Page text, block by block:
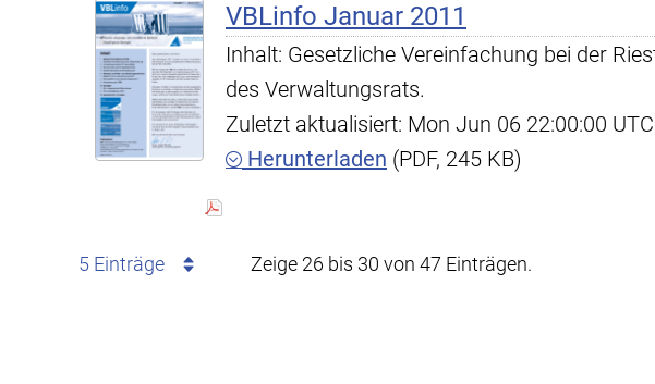
VBLinfo Januar 2011
Inhalt: Gesetzliche Vereinfachung bei der
des Verwaltungsrats.
Zuletzt aktualisiert: Mon Jun 06 22:00:00
Herunterladen (PDF, 245 KB)
5 Einträge Zeige 26 bis 30 von 47 Einträgen.